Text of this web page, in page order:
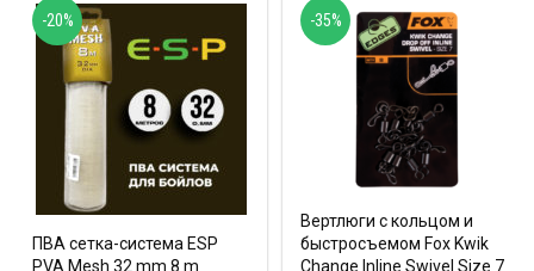
ПВА сетка-система ESP
PVA Mesh 32 mm 8 m
-20%
Вертлюги с кольцом и
быстросъемом Fox Kwik
Change Inline Swivel Size 7
-35%